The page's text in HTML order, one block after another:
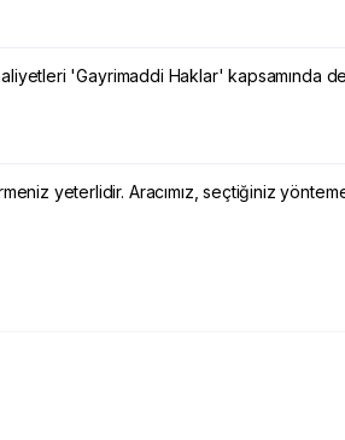
'Gayrimaddi Haklar' kapsamında
yeterlidir. Aracımız, seçtiğiniz